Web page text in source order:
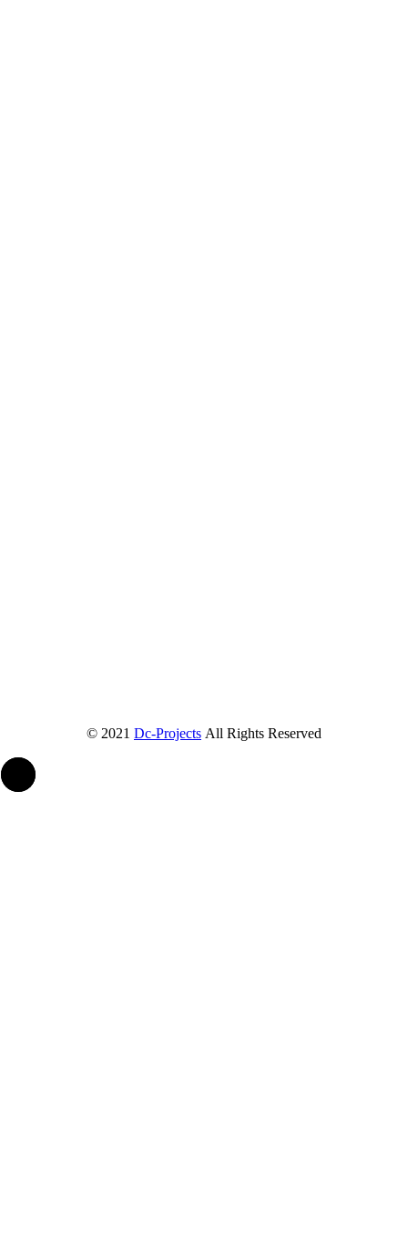
© 2021 Dc-Projects All Rights Reserved